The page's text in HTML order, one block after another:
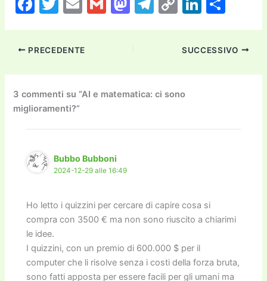
c
e
b
o
o
k
itt
er
ai
l
d
o
a
m
p
y
Li
n
k
e
dI
n
di
vi
PRECEDENTE SUCCESSIVO
3 commenti su “AI e matematica: ci sono
miglioramenti?”
Bubbo Bubboni
2024-12-29 alle 16:49
Ho letto i quizzini per cercare di capire cosa si
compra con 3500 € ma non sono riuscito a chiarimi
le idee.
I quizzini, con un premio di 600.000 $ per il
computer che li risolve senza i costi della forza bruta,
sono fatti apposta per essere facili per gli umani ma